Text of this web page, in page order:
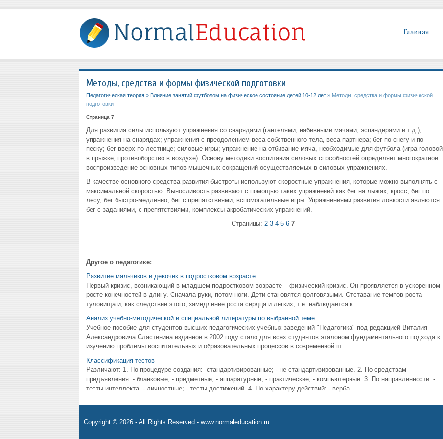
Главная
Методы, средства и формы физической подготовки
Педагогическая теория» Влияние занятий футболом на физическое состояние детей 10-12 лет» Методы, средства и формы физической
подготовки
Страница 7
Для развития силы используют упражнения со снарядами (гантелями, набивными мячами, эспандерами и т.д.);
упражнения на снарядах; упражнения с преодолением веса собственного тела, веса партнера; бег по снегу и по
песку; бег вверх по лестнице; силовые игры; упражнение на отбивание мяча, необходимые для футбола (игра головой
в прыжке, противоборство в воздухе). Основу методики воспитания силовых способностей определяет многократное
воспроизведение основных типов мышечных сокращений осуществляемых в силовых упражнениях.
В качестве основного средства развития быстроты используют скоростные упражнения, которые можно выполнять с
максимальной скоростью. Выносливость развивают с помощью таких упражнений как бег на лыжах, кросс, бег по
лесу, бег быстро-медленно, бег с препятствиями, вспомогательные игры. Упражнениями развития ловкости являются:
бег с заданиями, с препятствиями, комплексы акробатических упражнений.
Страницы: 2 3 4 5 6 7
Другое о педагогике:
Развитие мальчиков и девочек в подростковом возрасте
Первый кризис, возникающий в младшем подростковом возрасте – физический кризис. Он проявляется в ускоренном
росте конечностей в длину. Сначала руки, потом ноги. Дети становятся долговязыми. Отставание темпов роста
туловища и, как следствие этого, замедление роста сердца и легких, т.е. наблюдается к ...
Анализ учебно-методической и специальной литературы по выбранной теме
Учебное пособие для студентов высших педагогических учебных заведений "Педагогика" под редакцией Виталия
Александровича Сластенина изданное в 2002 году стало для всех студентов эталоном фундаментального подхода к
изучению проблемы воспитательных и образовательных процессов в современной ш ...
Классификация тестов
Различают: 1. По процедуре создания: -стандартизированные; - не стандартизированные. 2. По средствам
предъявления: - бланковые; - предметные; - аппаратурные; - практические; - компьютерные. 3. По направленности: -
тесты интеллекта; - личностные; - тесты достижений. 4. По характеру действий: - верба ...
Copyright © 2026 - All Rights Reserved - www.normaleducation.ru